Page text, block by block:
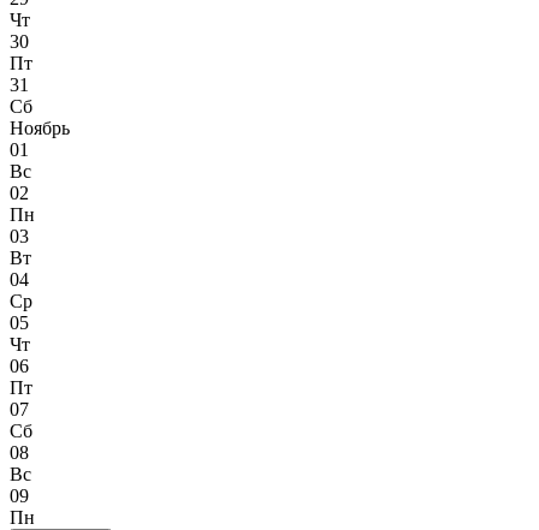
Чт
30
Пт
31
Сб
Ноябрь
01
Вс
02
Пн
03
Вт
04
Ср
05
Чт
06
Пт
07
Сб
08
Вс
09
Пн